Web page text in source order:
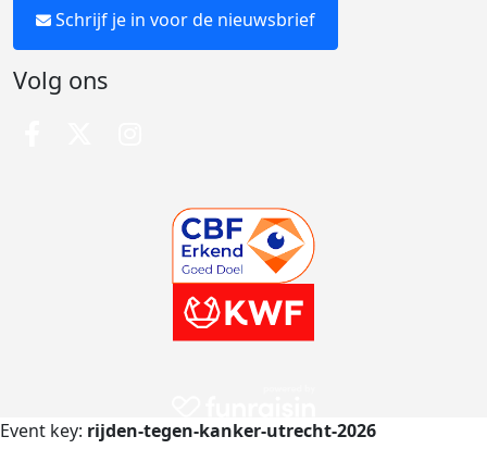
Schrijf je in voor de nieuwsbrief
Volg ons
Event key: rijden-tegen-kanker-utrecht-2026